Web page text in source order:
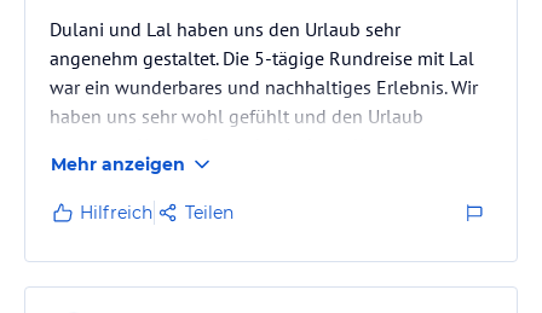
Dulani und Lal haben uns den Urlaub sehr
angenehm gestaltet. Die 5-tägige Rundreise mit Lal
war ein wunderbares und nachhaltiges Erlebnis. Wir
haben uns sehr wohl gefühlt und den Urlaub
Wünsche erfüllt und standen immer mit Rat und Tat
zur Seite.
Danke Dulani, Danke Lal.
Der Strand ist einzigartig. Wenig Touris und super
Mehr anzeigen
Hilfreich Teilen